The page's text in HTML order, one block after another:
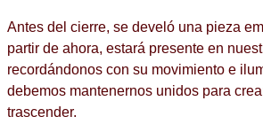
Antes del cierre, se develó una pieza
partir de ahora, estará presente en
recordándonos con su movimiento e
debemos mantenernos unidos para
trascender.